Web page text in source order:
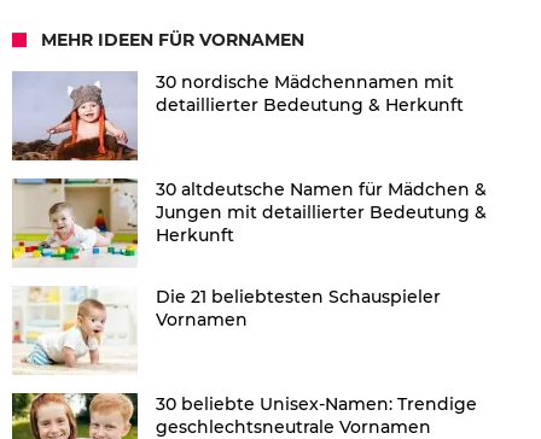
MEHR IDEEN FÜR VORNAMEN
30 nordische Mädchennamen mit
detaillierter Bedeutung & Herkunft
30 altdeutsche Namen für Mädchen &
Jungen mit detaillierter Bedeutung &
Herkunft
Die 21 beliebtesten Schauspieler
Vornamen
30 beliebte Unisex-Namen: Trendige
geschlechtsneutrale Vornamen